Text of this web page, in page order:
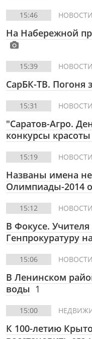
15:46 НОВОСТИ
На Набережной
15:39 НОВОСТИ
СарБК-ТВ. Погоня
15:31 НОВОСТИ
"Саратов-Агро.
конкурсы
15:19 НОВОСТИ
Названы имена
Олимпиады-2014
15:12 НОВОСТИ
В Фокусе.
Генпрокуратуру
15:06 НОВОСТИ
В Ленинском
воды 1
15:00
К 100-летию